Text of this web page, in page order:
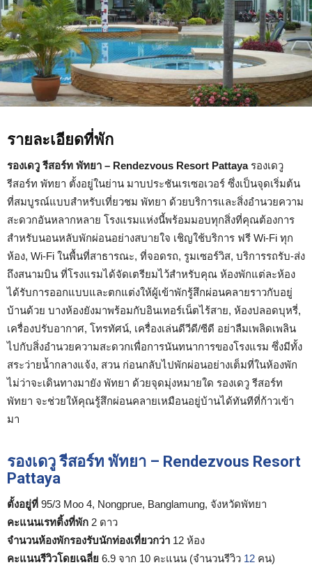
รายละเอียดที่พัก
รองเดวู รีสอร์ท พัทยา – Rendezvous Resort Pattayaรองเดวู
รีสอร์ท พัทยา ตั้งอยู่ในย่าน มาบประชันเรเซอเวอร์ ซึ่งเป็นจุดเริ่มต้น
ที่สมบูรณ์แบบสำหรับเที่ยวชม พัทยา ด้วยบริการและสิ่งอำนวยความ
สะดวกอันหลากหลาย โรงแรมแห่งนี้พร้อมมอบทุกสิ่งที่คุณต้องการ
สำหรับนอนหลับพักผ่อนอย่างสบายใจ เชิญใช้บริการ ฟรี Wi-Fi ทุก
ห้อง, Wi-Fi ในพื้นที่สาธารณะ, ที่จอดรถ, รูมเซอร์วิส, บริการรถรับ-ส่ง
ถึงสนามบิน ที่โรงแรมได้จัดเตรียมไว้สำหรับคุณ ห้องพักแต่ละห้อง
ได้รับการออกแบบและตกแต่งให้ผู้เข้าพักรู้สึกผ่อนคลายราวกับอยู่
บ้านด้วย บางห้องยังมาพร้อมกับอินเทอร์เน็ตไร้สาย, ห้องปลอดบุหรี่,
เครื่องปรับอากาศ, โทรทัศน์, เครื่องเล่นดีวีดี/ซีดี อย่าลืมเพลิดเพลิน
ไปกับสิ่งอำนวยความสะดวกเพื่อการนันทนาการของโรงแรม ซึ่งมีทั้ง
สระว่ายน้ำกลางแจ้ง, สวน ก่อนกลับไปพักผ่อนอย่างเต็มที่ในห้องพัก
ไม่ว่าจะเดินทางมายัง พัทยา ด้วยจุดมุ่งหมายใด รองเดวู รีสอร์ท
พัทยา จะช่วยให้คุณรู้สึกผ่อนคลายเหมือนอยู่บ้านได้ทันทีที่ก้าวเข้า
มา
รองเดวู รีสอร์ท พัทยา – Rendezvous Resort
Pattaya
ตั้งอยู่ที่ 95/3 Moo 4, Nongprue, Banglamung, จังหวัดพัทยา
คะแนนเรทติ้งที่พัก 2 ดาว
จำนวนห้องพักรองรับนักท่องเที่ยวกว่า 12 ห้อง
คะแนนรีวิวโดยเฉลี่ย 6.9 จาก 10 คะแนน (จำนวนรีวิว 12 คน)